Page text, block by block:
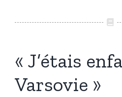
« J’étais
Varsovie »